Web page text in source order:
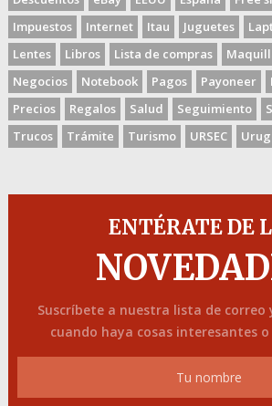
Impuestos
Internet Itau Juguetes
Lentes
Libros Lista de compras
Negocios
Notebook Pagos Payoneer
Precios
Regalos Salud Seguimiento
Trucos
Trámite Turismo URSEC
ENTÉRATE DE
Suscríbete a nuestra lista de correo
cuando haya cosas interesantes